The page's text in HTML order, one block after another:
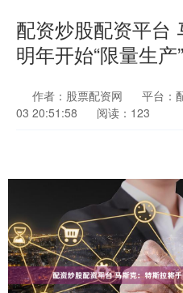
配资炒股配资平台
明年开始“限量生
作者：股票配资网 平台：
03 20:51:58
阅读：123